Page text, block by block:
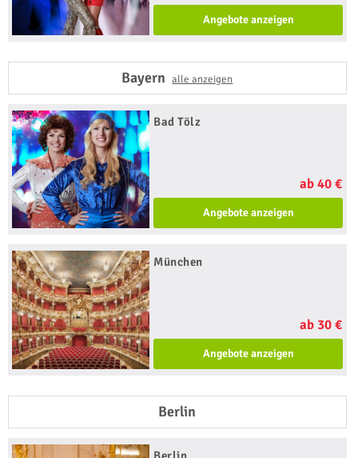
Angebote anzeigen
Bayernalle anzeigen
Bad Tölz
ab 40 €
Angebote anzeigen
München
ab 30 €
Angebote anzeigen
Berlin